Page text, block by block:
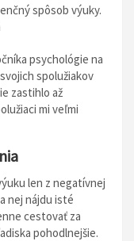
spôsob výuky.
psychológie na
spolužiakov
zastihlo až
mi veľmi
len z negatívnej
nej nájdu isté
cestovať za
pohodlnejšie.